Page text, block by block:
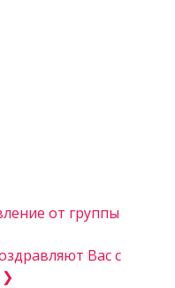
от группы
Вас с